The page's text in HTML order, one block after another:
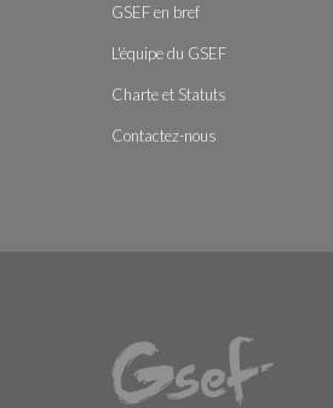
GSEF en bref
L'équipe du GSEF
Charte et Statuts
Contactez-nous